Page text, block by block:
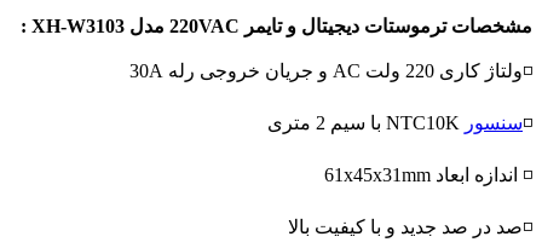
مشخصات ترموستات دیجیتال و تایمر 220VAC مدل XH-W3103 :
◽ولتاژ کاری 220 ولت AC و جریان خروجی رله 30A
◽سنسور
◽ اندازه ابعاد 61x45x31mm
◽صد در صد جدید و با کیفیت بالا